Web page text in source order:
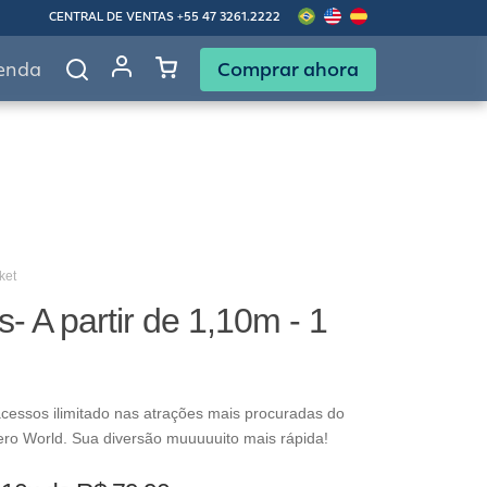
CENTRAL DE VENTAS +55 47 3261.2222
Comprar ahora
A partir de 1,10m - 1
ilimitado nas atrações mais procuradas do
World. Sua diversão muuuuuito mais rápida!